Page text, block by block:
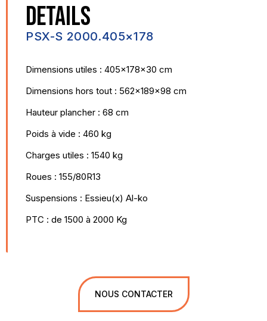
DETAILS
PSX-S 2000.405×178
Dimensions utiles : 405x178x30 cm
Dimensions hors tout : 562x189x98 cm
Hauteur plancher : 68 cm
Poids à vide : 460 kg
Charges utiles : 1540 kg
Roues : 155/80R13
Suspensions : Essieu(x) Al-ko
PTC : de 1500 à 2000 Kg
NOUS CONTACTER